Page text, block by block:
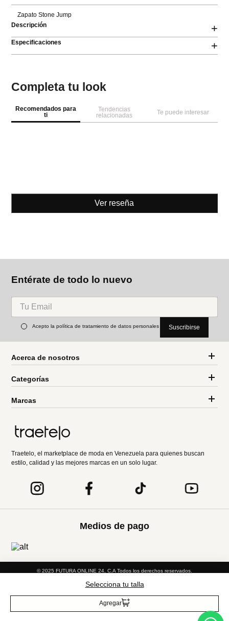
Zapato Stone Jump
Descripción
+
Especificaciones +
Selecciona tu talla
Agregar
Completa tu look
Recomendados para
ti
Tendencias
relacionadas
Te puede interesar
Ver reseña
Entérate de todo lo nuevo
Acepto la política de tratamiento de datos personales Suscribirse
Acerca de nosotros
Categorías
Marcas
Traetelo, el marketplace de moda en Venezuela para quienes buscan
estilo, calidad y las mejores marcas en un solo lugar.
Medios de pago
© 2025 FUTURA ONLINE 24, C.A Todos los derechos reservados.
Tienda Virtual desarrollada por
Tecnología